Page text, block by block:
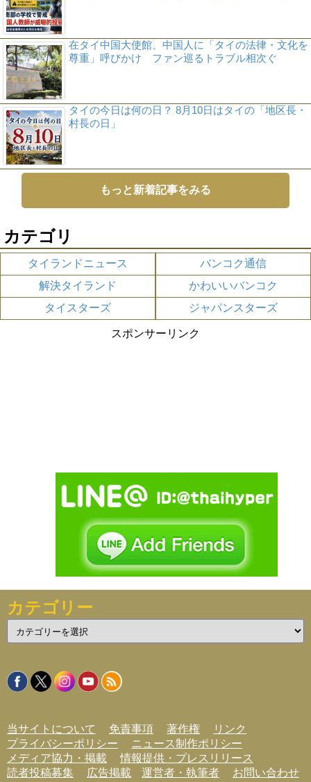
在タイ中国大使館、中国人に「タイの法律・文化を
尊重」呼びかけ ファン巡るトラブル相次ぐ
タイの今日は何の日？ 8月10日はタイの「地区長・
村長の日」
もっと新着記事をみる
カテゴリ
タイランドニュース
バンコク通信
解決タイランド
かわいいバンコク
タイスターズ
ジャパンスターズ
スポンサーリンク
カテゴリー
テ
リ
ー
当サイトについて 免責事項 著作権
リンク
プライバシーポリシー
ニュース制作ポリシー
メディア協力・掲載
情報提供・プレスリリース
読者投稿募集
広告掲載 運営者・執筆者 お問い合わせ